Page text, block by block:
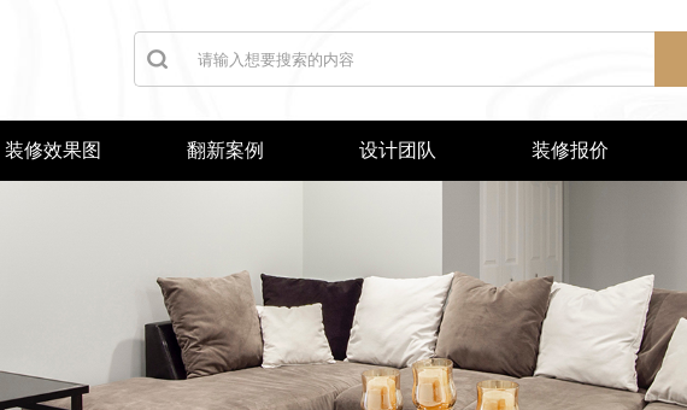
装修效果图 翻新案例 设计团队 装修报价